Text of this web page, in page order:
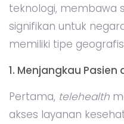
teknologi, membawa
signifikan untuk
memiliki tipe
1. Menjangkau Pasien
Pertama, telehealth
akses layanan